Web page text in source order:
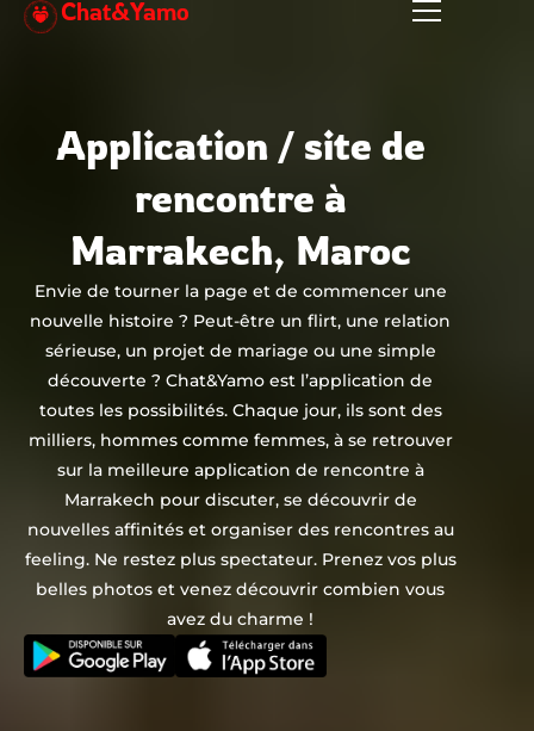
Aller
Chat&Yamo
Application / site de
rencontre à
Marrakech, Maroc
Envie de tourner la page et de commencer une
nouvelle histoire ? Peut-être un flirt, une relation
sérieuse, un projet de mariage ou une simple
découverte ? Chat&Yamo est l’application de
toutes les possibilités. Chaque jour, ils sont des
milliers, hommes comme femmes, à se retrouver
sur la meilleure application de rencontre à
Marrakech pour discuter, se découvrir de
nouvelles affinités et organiser des rencontres au
feeling. Ne restez plus spectateur. Prenez vos plus
belles photos et venez découvrir combien vous
avez du charme !